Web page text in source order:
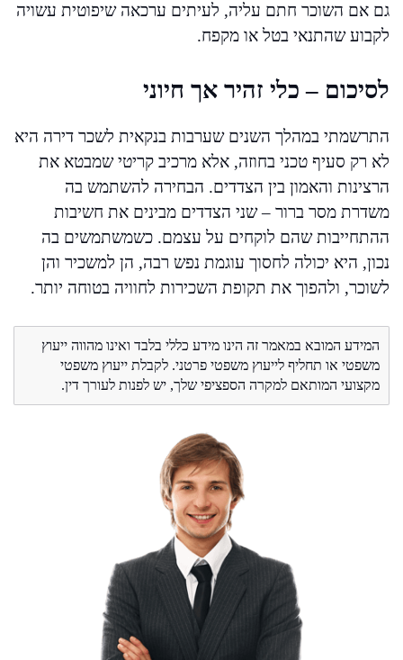
גם אם השוכר חתם עליה, לעיתים ערכאה שיפוטית עשויה
לקבוע שהתנאי בטל או מקפח.
לסיכום – כלי זהיר אך חיוני
התרשמתי במהלך השנים שערבות בנקאית לשכר דירה היא
לא רק סעיף טכני בחוזה, אלא מרכיב קריטי שמבטא את
הרצינות והאמון בין הצדדים. הבחירה להשתמש בה
משדרת מסר ברור – שני הצדדים מבינים את חשיבות
ההתחייבות שהם לוקחים על עצמם. כשמשתמשים בה
נכון, היא יכולה לחסוך עוגמת נפש רבה, הן למשכיר והן
לשוכר, ולהפוך את תקופת השכירות לחוויה בטוחה יותר.
המידע המובא במאמר זה הינו מידע כללי בלבד ואינו מהווה ייעוץ
משפטי או תחליף לייעוץ משפטי פרטני. לקבלת ייעוץ משפטי
מקצועי המותאם למקרה הספציפי שלך, יש לפנות לעורך דין.